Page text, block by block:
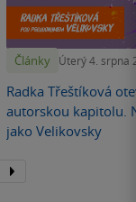
Články Úterý 4. srpna
Radka Třeštíková
autorskou kapitolu.
jako Velikovsky